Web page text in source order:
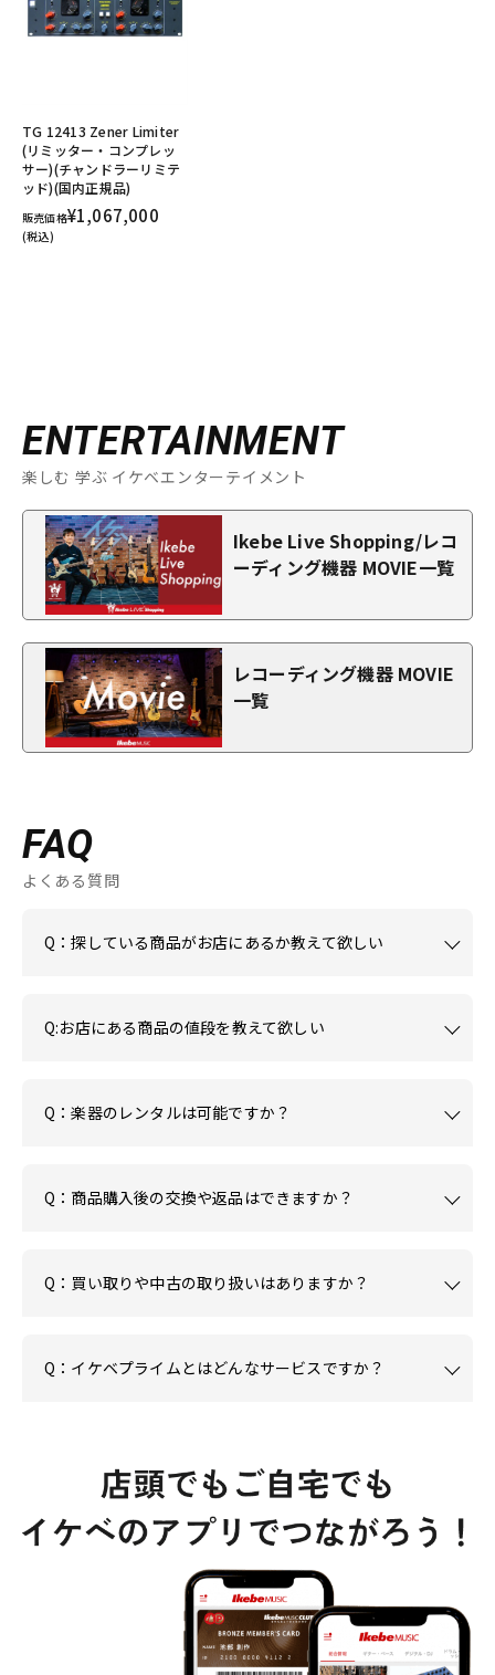
TG 12413 Zener Limiter
(リミッター・コンプレッ
サー)(チャンドラーリミテ
ッド)(国内正規品)
販売価格¥1,067,000
(税込)
ENTERTAINMENT
楽しむ 学ぶ イケベエンターテイメント
Ikebe Live Shopping/レコ
ーディング機器 MOVIE一覧
レコーディング機器 MOVIE
一覧
FAQ
よくある質問
Q：探している商品がお店にあるか教えて欲しい
Q:お店にある商品の値段を教えて欲しい
Q：楽器のレンタルは可能ですか？
Q：商品購入後の交換や返品はできますか？
Q：買い取りや中古の取り扱いはありますか？
Q：イケベプライムとはどんなサービスですか？